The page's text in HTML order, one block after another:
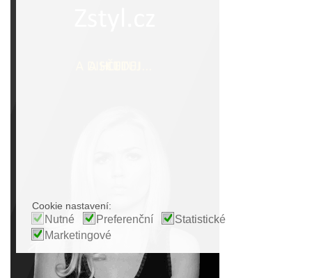
Cookie nastavení:
Nutné Preferenční
Statistické
Marketingové